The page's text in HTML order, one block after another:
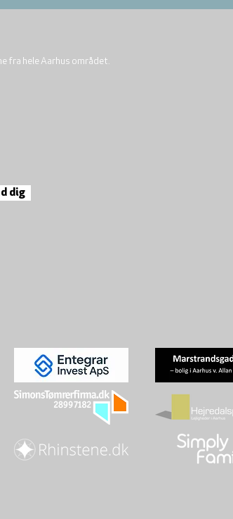
fra hele Aarhus området.
dig